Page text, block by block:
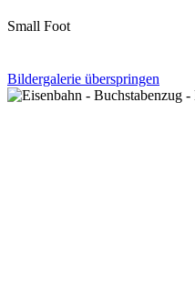
Small Foot
Bildergalerie überspringen